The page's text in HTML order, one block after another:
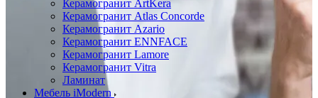
Керамогранит ArtKera
Керамогранит Atlas Concorde
Керамогранит Azario
Керамогранит ENNFACE
Керамогранит Lamore
Керамогранит Vitra
Ламинат
Мебель iModern